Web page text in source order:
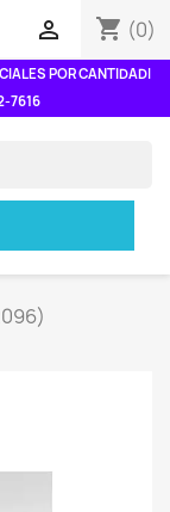
shopping_cart (0)

POR CANTIDAD|
7616